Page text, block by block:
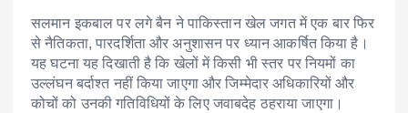
सलमान इकबाल पर लगे बैन ने पाकिस्तान खेल जगत में एक बार फिर
से नैतिकता, पारदर्शिता और अनुशासन पर ध्यान आकर्षित किया है।
यह घटना यह दिखाती है कि खेलों में किसी भी स्तर पर नियमों का
उल्लंघन बर्दाश्त नहीं किया जाएगा और जिम्मेदार अधिकारियों और
कोचों को उनकी गतिविधियों के लिए जवाबदेह ठहराया जाएगा।